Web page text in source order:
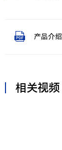
产品介绍
相关视频